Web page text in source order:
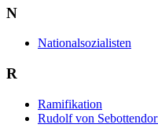
N
Nationalsozialisten
R
Ramifikation
Rudolf von